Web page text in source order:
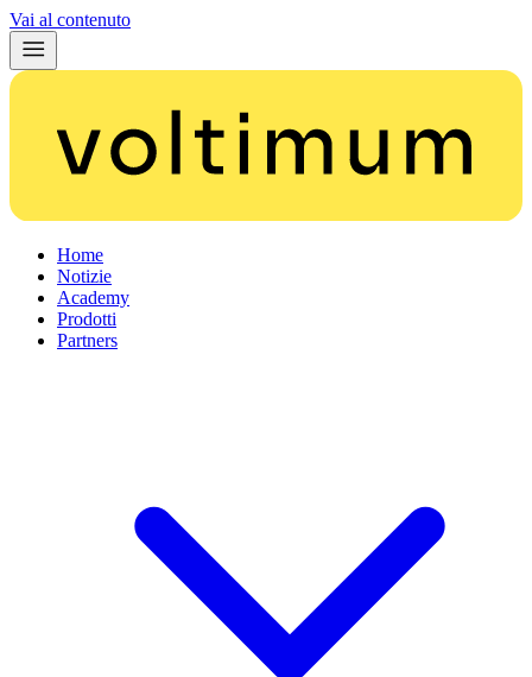
Vai al contenuto
Home
Notizie
Academy
Prodotti
Partners